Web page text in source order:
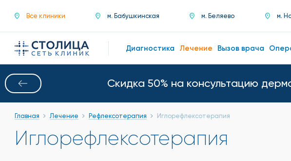
Все клиники м. Бабушкинская м. Беляево м.
Диагностика Лечение Вызов врача
Скидка 50% на консультацию
Главная Лечение Рефлексотерапия Иглорефлексотерапия
Иглорефлексотерапия